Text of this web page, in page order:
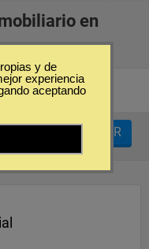
en
FILTRAR
y de
experiencia
aceptando